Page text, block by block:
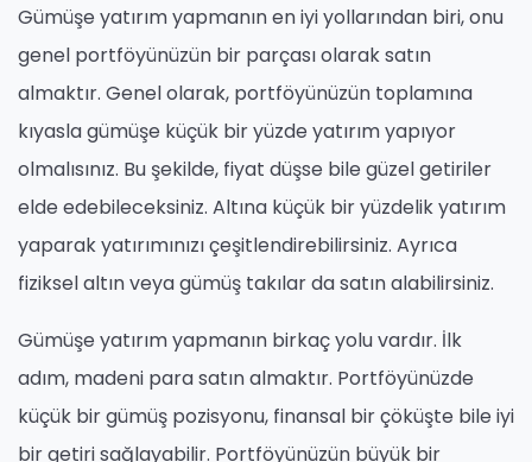
Gümüşe yatırım yapmanın en iyi yollarından biri, onu
genel portföyünüzün bir parçası olarak satın
almaktır. Genel olarak, portföyünüzün toplamına
kıyasla gümüşe küçük bir yüzde yatırım yapıyor
olmalısınız. Bu şekilde, fiyat düşse bile güzel getiriler
elde edebileceksiniz. Altına küçük bir yüzdelik yatırım
yaparak yatırımınızı çeşitlendirebilirsiniz. Ayrıca
fiziksel altın veya gümüş takılar da satın alabilirsiniz.
Gümüşe yatırım yapmanın birkaç yolu vardır. İlk
adım, madeni para satın almaktır. Portföyünüzde
küçük bir gümüş pozisyonu, finansal bir çöküşte bile iyi
bir getiri sağlayabilir. Portföyünüzün büyük bir